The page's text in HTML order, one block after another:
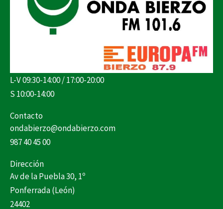
L-V 09:30-14:00 / 17:00-20:00
S 10:00-14:00
Contacto
ondabierzo@ondabierzo.com
987 40 45 00
Dirección
Av de la Puebla 30, 1º
Ponferrada (León)
24402